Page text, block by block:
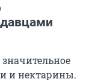
и нектарины.